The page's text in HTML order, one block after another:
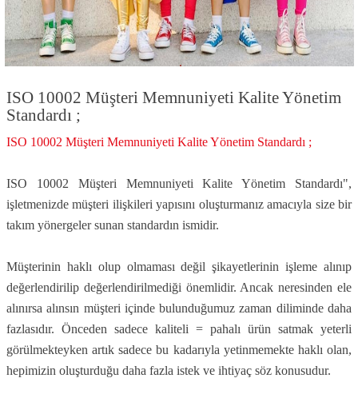
ISO 10002 Müşteri Memnuniyeti Kalite Yönetim
Standardı ;
ISO 10002 Müşteri Memnuniyeti Kalite Yönetim Standardı ;
ISO 10002 Müşteri Memnuniyeti Kalite Yönetim Standardı",
işletmenizde müşteri ilişkileri yapısını oluşturmanız amacıyla size bir
takım yönergeler sunan standardın ismidir.
Müşterinin haklı olup olmaması değil şikayetlerinin işleme alınıp
değerlendirilip değerlendirilmediği önemlidir. Ancak neresinden ele
alınırsa alınsın müşteri içinde bulunduğumuz zaman diliminde daha
fazlasıdır. Önceden sadece kaliteli = pahalı ürün satmak yeterli
görülmekteyken artık sadece bu kadarıyla yetinmemekte haklı olan,
hepimizin oluşturduğu daha fazla istek ve ihtiyaç söz konusudur.